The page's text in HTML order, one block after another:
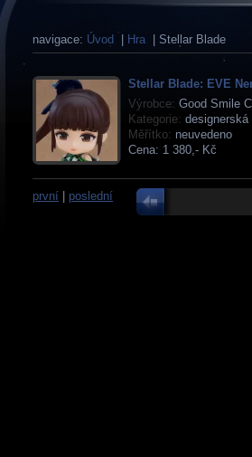
navigace: Úvod Hra | Stellar Blade
Stellar Blade: EVE
Výrobce: Good Smile
Kategorie: designerská
Měřítko: neuvedeno
Cena: 1 380,- Kč
první poslední